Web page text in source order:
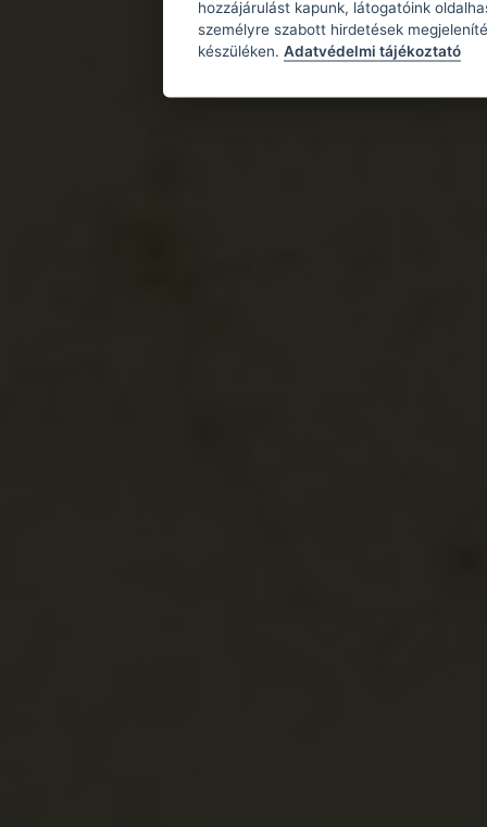
hozzájárulást kapunk, látogatóink
személyre szabott hirdetések
készüléken. Adatvédelmi tájékoztató